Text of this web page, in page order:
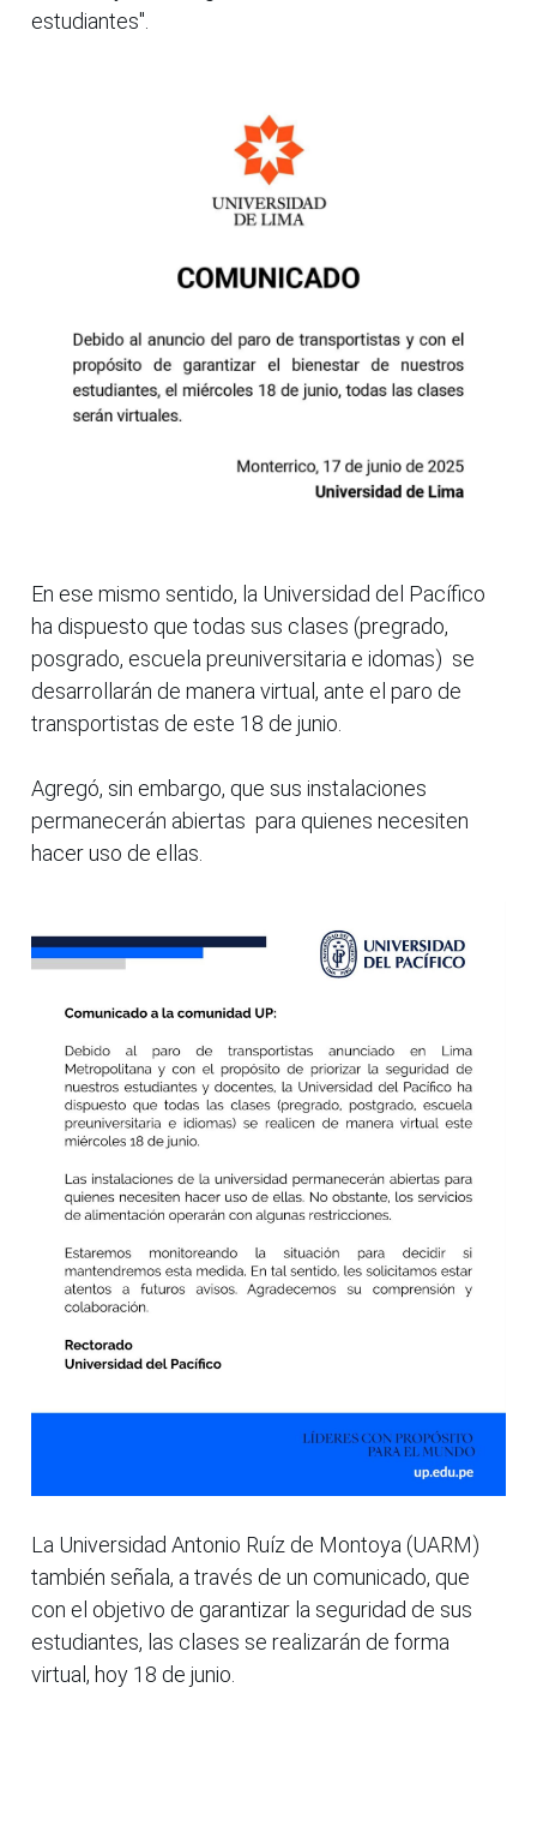
estudiantes".
En ese mismo sentido, la Universidad del Pacífico
ha dispuesto que todas sus clases (pregrado,
posgrado, escuela preuniversitaria e idomas) se
desarrollarán de manera virtual, ante el paro de
transportistas de este 18 de junio.
Agregó, sin embargo, que sus instalaciones
permanecerán abiertas para quienes necesiten
hacer uso de ellas.
La Universidad Antonio Ruíz de Montoya (UARM)
también señala, a través de un comunicado, que
con el objetivo de garantizar la seguridad de sus
estudiantes, las clases se realizarán de forma
virtual, hoy 18 de junio.